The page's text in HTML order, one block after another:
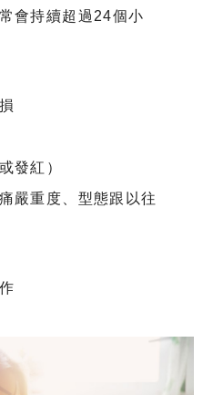
會持續超過24個小
發紅）
嚴重度、型態跟以往